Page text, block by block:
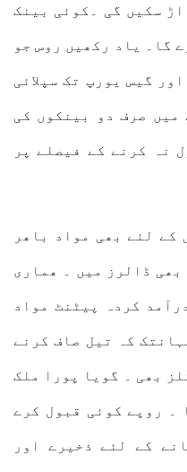
اڑ سکیں گی ۔کوئی بینک
گا۔ یاد رکھیں روس جو
گیس یورپ تک سپلائی
میں صرف دو بینکوں کی
نہ کرنے کے فیصلے پر
کے لئے بھی مواد باھر
ڈالرز میں ۔ ھماری
کردہ پیٹنٹ مواد
کہ تیل صاف کرنے
بھی ۔ گویا پورا ملک
۔ روپے کوئی قبول کرے
کے لئے ذخیرے اور